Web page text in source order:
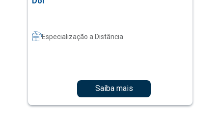
Especialização a Distância
Saiba mais